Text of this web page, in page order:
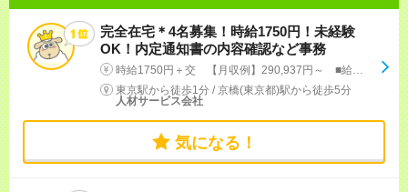
完全在宅＊4名募集！時給1750円！未経験
OK！内定通知書の内容確認など事務
時給1750円＋交 【月収例】290,937円～ ■給与の前払いが可能な速払いサービスあり
東京駅から徒歩1分 /京橋(東京都)駅から徒歩5分
人材サービス会社
気になる！